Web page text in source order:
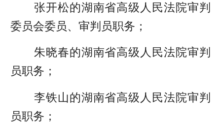
张开松的湖南省高级人民法院审判
委员会委员、审判员职务；
朱晓春的湖南省高级人民法院审判
员职务；
李铁山的湖南省高级人民法院审判
员职务；